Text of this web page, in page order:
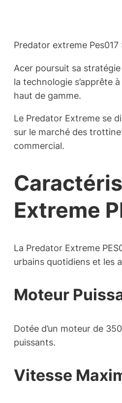
Predator extreme Pes017
Acer poursuit sa
la technologie s’apprête
haut de gamme.
Le Predator Extreme se
sur le marché des
commercial.
Extreme
La Predator Extreme
urbains quotidiens et les
Moteur
Dotée d’un moteur de
puissants.
Vitesse